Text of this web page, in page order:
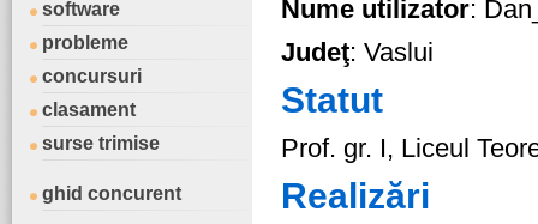
software
probleme
concursuri
clasament
surse trimise
ghid concurent
Nume utilizator:
Judeţ: Vaslui
Statut
Prof. gr. I, Liceul
Realizări